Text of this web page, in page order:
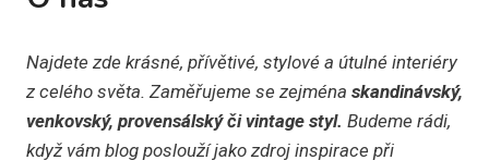
Najdete zde krásné, přívětivé, stylové a útulné interiéry
z celého světa. Zaměřujeme se zejména skandinávský,
venkovský, provensálský či vintage styl. Budeme rádi,
když vám blog poslouží jako zdroj inspirace při